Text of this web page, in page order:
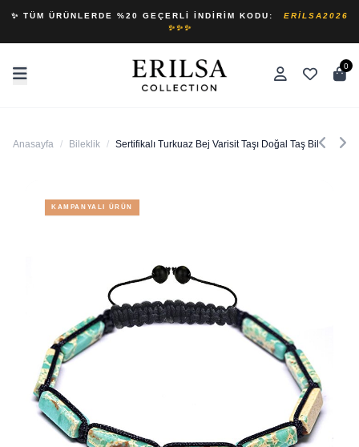
✨ TÜM ÜRÜNLERDE %20 GEÇERLI İNDIRIM KODU:
ERILSA2026
✨✨✨
0
Anasayfa / Bileklik / Sertifikalı Turkuaz Bej Varisit Taşı Doğal Taş Bileklik
KAMPANYALI ÜRÜN